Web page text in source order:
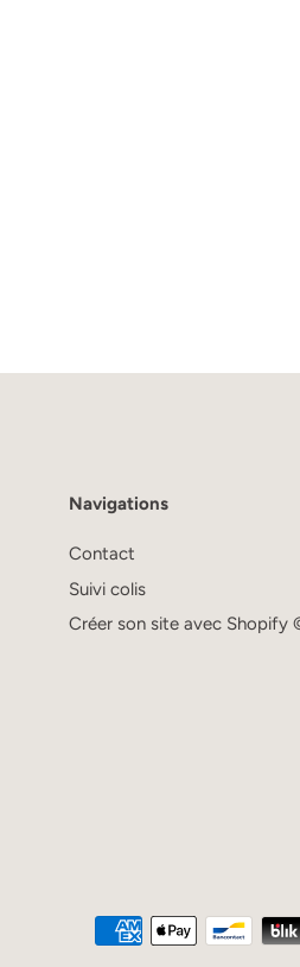
Navigations
Contact
Suivi colis
Créer son site avec Shopify